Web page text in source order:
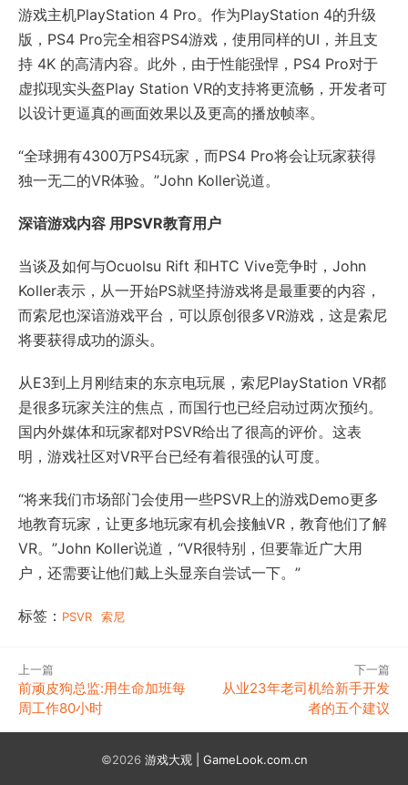
游戏主机PlayStation 4 Pro。作为PlayStation 4的升级
版，PS4 Pro完全相容PS4游戏，使用同样的UI，并且支
持 4K 的高清内容。此外，由于性能强悍，PS4 Pro对于
虚拟现实头盔Play Station VR的支持将更流畅，开发者可
以设计更逼真的画面效果以及更高的播放帧率。
“全球拥有4300万PS4玩家，而PS4 Pro将会让玩家获得
独一无二的VR体验。”John Koller说道。
深谙游戏内容 用PSVR教育用户
当谈及如何与Ocuolsu Rift 和HTC Vive竞争时，John
Koller表示，从一开始PS就坚持游戏将是最重要的内容，
而索尼也深谙游戏平台，可以原创很多VR游戏，这是索尼
将要获得成功的源头。
从E3到上月刚结束的东京电玩展，索尼PlayStation VR都
是很多玩家关注的焦点，而国行也已经启动过两次预约。
国内外媒体和玩家都对PSVR给出了很高的评价。这表
明，游戏社区对VR平台已经有着很强的认可度。
“将来我们市场部门会使用一些PSVR上的游戏Demo更多
地教育玩家，让更多地玩家有机会接触VR，教育他们了解
VR。”John Koller说道，“VR很特别，但要靠近广大用
户，还需要让他们戴上头显亲自尝试一下。”
标签： PSVR 索尼
上一篇
前顽皮狗总监:用生命加班每
周工作80小时
下一篇
从业23年老司机给新手开发
者的五个建议
©2026 游戏大观 | GameLook.com.cn